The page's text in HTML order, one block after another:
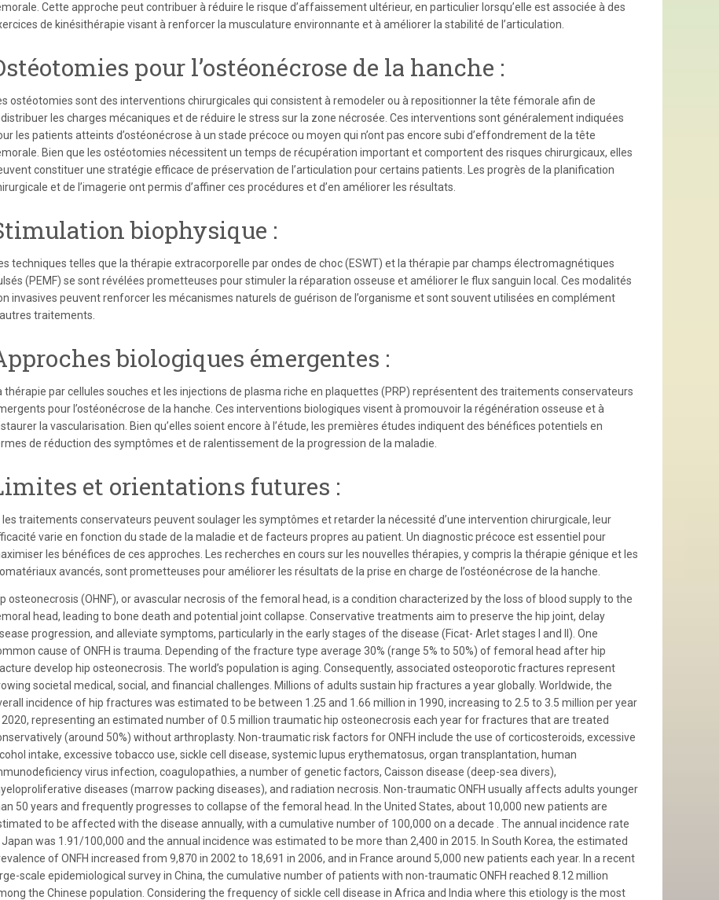
Cette approche peut contribuer à réduire le risque d’affaissement ultérieur, en particulier lorsqu’elle est associée à des
de kinésithérapie visant à renforcer la musculature environnante et à améliorer la stabilité de l’articulation.
pour l’ostéonécrose de la hanche :
ostéotomies sont des interventions chirurgicales qui consistent à remodeler ou à repositionner la tête fémorale afin de
les charges mécaniques et de réduire le stress sur la zone nécrosée. Ces interventions sont généralement indiquées
les patients atteints d’ostéonécrose à un stade précoce ou moyen qui n’ont pas encore subi d’effondrement de la tête
Bien que les ostéotomies nécessitent un temps de récupération important et comportent des risques chirurgicaux, elles
constituer une stratégie efficace de préservation de l’articulation pour certains patients. Les progrès de la planification
et de l’imagerie ont permis d’affiner ces procédures et d’en améliorer les résultats.
biophysique :
techniques telles que la thérapie extracorporelle par ondes de choc (ESWT) et la thérapie par champs électromagnétiques
(PEMF) se sont révélées prometteuses pour stimuler la réparation osseuse et améliorer le flux sanguin local. Ces modalités
invasives peuvent renforcer les mécanismes naturels de guérison de l’organisme et sont souvent utilisées en complément
traitements.
biologiques émergentes :
thérapie par cellules souches et les injections de plasma riche en plaquettes (PRP) représentent des traitements conservateurs
pour l’ostéonécrose de la hanche. Ces interventions biologiques visent à promouvoir la régénération osseuse et à
la vascularisation. Bien qu’elles soient encore à l’étude, les premières études indiquent des bénéfices potentiels en
de réduction des symptômes et de ralentissement de la progression de la maladie.
et orientations futures :
les traitements conservateurs peuvent soulager les symptômes et retarder la nécessité d’une intervention chirurgicale, leur
varie en fonction du stade de la maladie et de facteurs propres au patient. Un diagnostic précoce est essentiel pour
les bénéfices de ces approches. Les recherches en cours sur les nouvelles thérapies, y compris la thérapie génique et les
avancés, sont prometteuses pour améliorer les résultats de la prise en charge de l’ostéonécrose de la hanche.
osteonecrosis (OHNF), or avascular necrosis of the femoral head, is a condition characterized by the loss of blood supply to the
head, leading to bone death and potential joint collapse. Conservative treatments aim to preserve the hip joint, delay
progression, and alleviate symptoms, particularly in the early stages of the disease (Ficat- Arlet stages I and II). One
cause of ONFH is trauma. Depending of the fracture type average 30% (range 5% to 50%) of femoral head after hip
develop hip osteonecrosis. The world’s population is aging. Consequently, associated osteoporotic fractures represent
societal medical, social, and financial challenges. Millions of adults sustain hip fractures a year globally. Worldwide, the
incidence of hip fractures was estimated to be between 1.25 and 1.66 million in 1990, increasing to 2.5 to 3.5 million per year
2020, representing an estimated number of 0.5 million traumatic hip osteonecrosis each year for fractures that are treated
(around 50%) without arthroplasty. Non-traumatic risk factors for ONFH include the use of corticosteroids, excessive
intake, excessive tobacco use, sickle cell disease, systemic lupus erythematosus, organ transplantation, human
virus infection, coagulopathies, a number of genetic factors, Caisson disease (deep-sea divers),
diseases (marrow packing diseases), and radiation necrosis. Non-traumatic ONFH usually affects adults younger
50 years and frequently progresses to collapse of the femoral head. In the United States, about 10,000 new patients are
to be affected with the disease annually, with a cumulative number of 100,000 on a decade . The annual incidence rate
Japan was 1.91/100,000 and the annual incidence was estimated to be more than 2,400 in 2015. In South Korea, the estimated
of ONFH increased from 9,870 in 2002 to 18,691 in 2006, and in France around 5,000 new patients each year. In a recent
scale epidemiological survey in China, the cumulative number of patients with non-traumatic ONFH reached 8.12 million
the Chinese population. Considering the frequency of sickle cell disease in Africa and India where this etiology is the most